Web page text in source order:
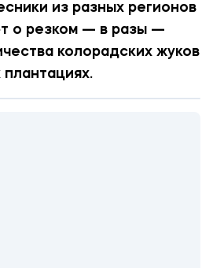
из разных регионов
о резком — в разы —
колорадских жуков